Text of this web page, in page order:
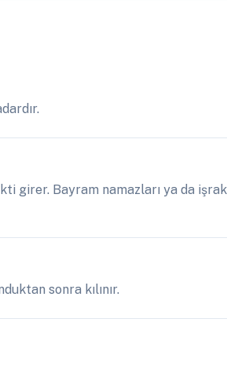
girer. Bayram namazları ya da
sonra kılınır.